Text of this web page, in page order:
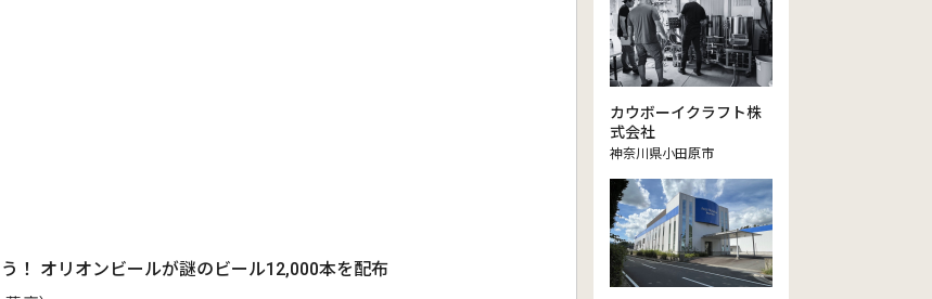
！ オリオンビールが謎のビール12,000本を配布
カウボーイクラフト株
式会社
神奈川県小田原市